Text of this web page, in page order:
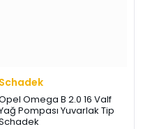
Schadek
Omega B 2.0 16 Valf
Pompası Yuvarlak Tip